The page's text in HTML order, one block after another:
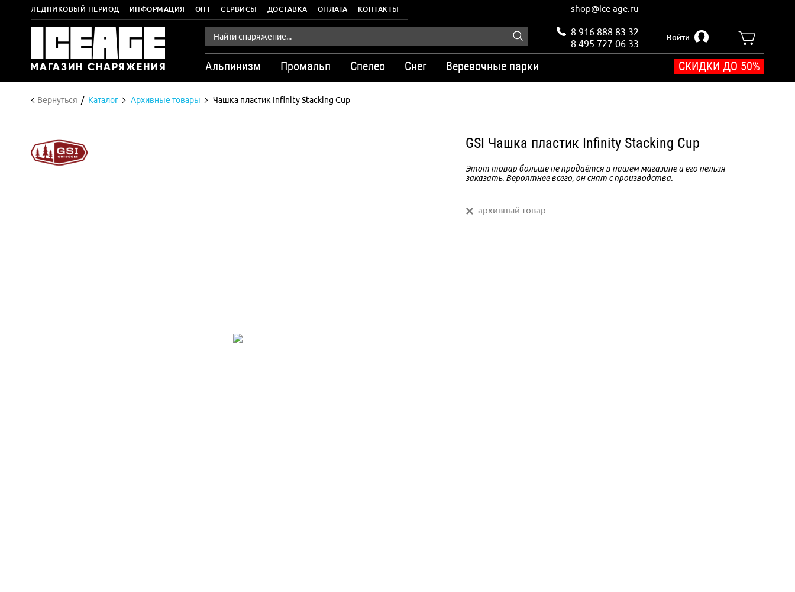
ЛЕДНИКОВЫЙ ПЕРИОД ИНФОРМАЦИЯ ОПТ СЕРВИСЫ ДОСТАВКА ОПЛАТА КОНТАКТЫ shop@ice-age.ru
8 916 888 83 32
8 495 727 06 33
Войти
Альпинизм Промальп Спелео Снег Веревочные парки СКИДКИ ДО 50%
Вернуться Каталог Архивные товары Чашка пластик Infinity Stacking Cup
GSI Чашка пластик Infinity Stacking Cup
Этот товар больше не продаётся в нашем магазине и его нельзя
заказать. Вероятнее всего, он снят с производства.
архивный товар